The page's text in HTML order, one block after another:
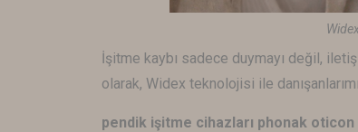
İşitme kaybı sadece duymayı değil,
olarak, Widex teknolojisi ile
pendik işitme cihazları phonak